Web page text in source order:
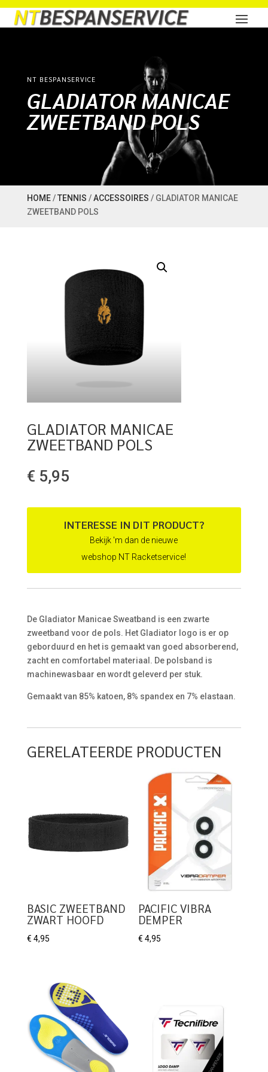
NT BESPANSERVICE
GLADIATOR MANICAE
ZWEETBAND POLS
HOME/TENNIS /ACCESSOIRES / GLADIATOR MANICAE
ZWEETBAND POLS
GLADIATOR MANICAE
ZWEETBAND POLS
€ 5,95
INTERESSE IN DIT PRODUCT?
Bekijk 'm dan de nieuwe
webshop NT Racketservice!
De Gladiator Manicae Sweatband is een zwarte
zweetband voor de pols. Het Gladiator logo is er op
geborduurd en het is gemaakt van goed absorberend,
zacht en comfortabel materiaal. De polsband is
machinewasbaar en wordt geleverd per stuk.
Gemaakt van 85% katoen, 8% spandex en 7% elastaan.
GERELATEERDE PRODUCTEN
BASIC ZWEETBAND
ZWART HOOFD
€ 4,95
PACIFIC VIBRA
DEMPER
€ 4,95